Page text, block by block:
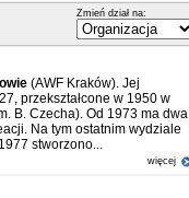
Zmień dział na:
(AWF Kraków). Jej
przekształcone w 1950 w
B. Czecha). Od 1973 ma dwa
Na tym ostatnim wydziale
stworzono...
więcej